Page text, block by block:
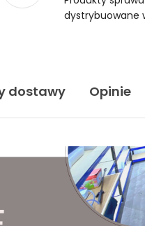
dystrybuowane
dostawy Opinie